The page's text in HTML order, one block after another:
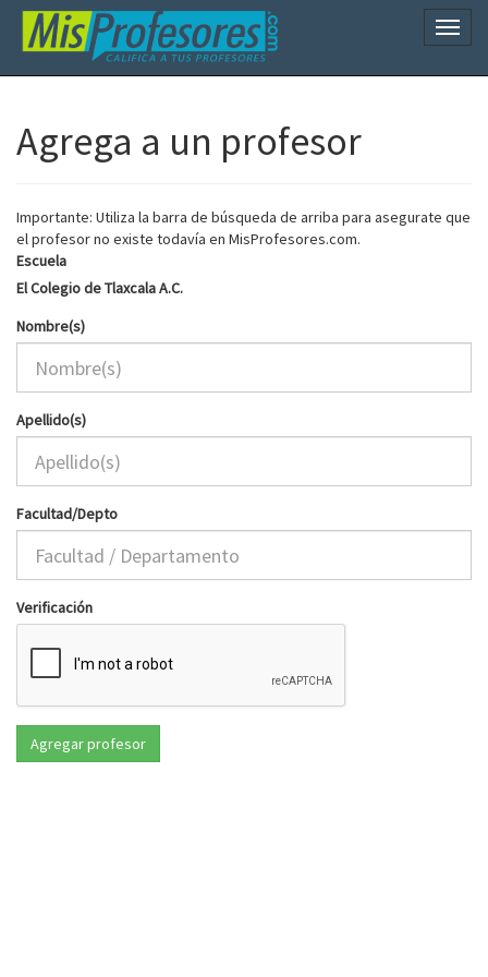
Agrega a un profesor
Importante: Utiliza la barra de búsqueda de arriba para asegurate que
el profesor no existe todavía en MisProfesores.com.
Escuela
El Colegio de Tlaxcala A.C.
Nombre(s)
Apellido(s)
Facultad/Depto
Verificación